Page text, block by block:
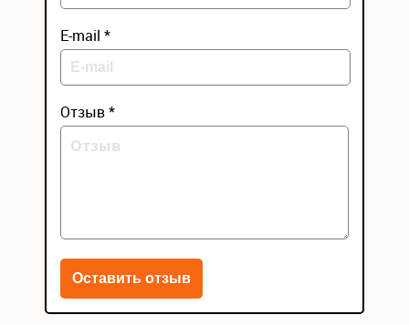
E-mail *
Отзыв *